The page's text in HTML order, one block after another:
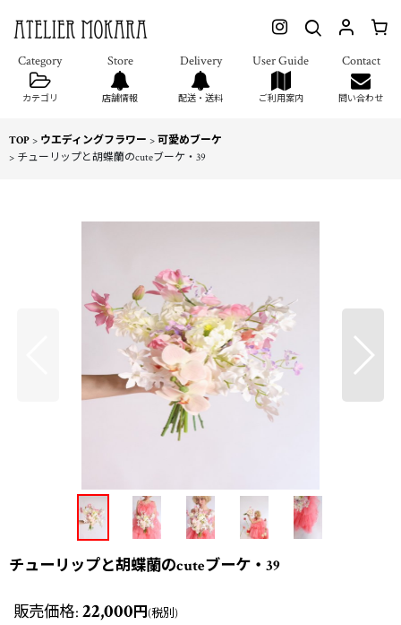
カテゴリ 店舗情報 配送・送料 ご利用案内 問い合わせ
TOP > ウエディングフラワー > 可愛めブーケ
> チューリップと胡蝶蘭のcuteブーケ・39
チューリップと胡蝶蘭のcuteブーケ・39
販売価格: 22,000円(税別)